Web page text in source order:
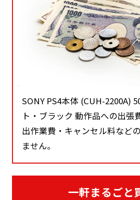
SONY PS4本体 (CUH-2200A)
ト・ブラック 動作品への出張
出作業費・キャンセル料など
ません。
一軒まるごと